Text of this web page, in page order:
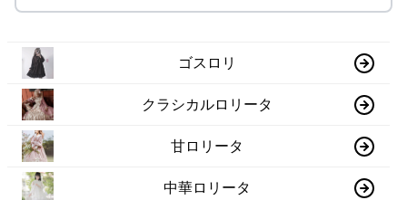
ゴスロリ
クラシカルロリータ
甘ロリータ
中華ロリータ